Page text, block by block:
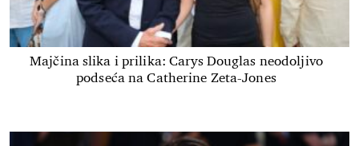
Majčina slika i prilika: Carys Douglas neodoljivo
podseća na Catherine Zeta-Jones